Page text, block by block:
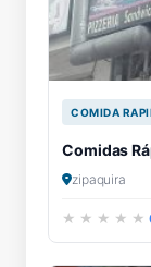
COMIDA
Comidas
zipaquira